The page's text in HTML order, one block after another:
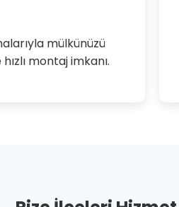
mülkünüzü
montaj imkanı.